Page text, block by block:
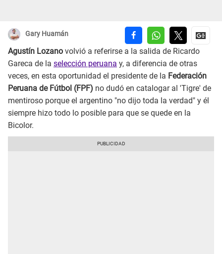
Gary Huamán
Agustín Lozano volvió a referirse a la salida de Ricardo
Gareca de la selección peruana y, a diferencia de otras
veces, en esta oportunidad el presidente de la Federación
Peruana de Fútbol (FPF) no dudó en catalogar al 'Tigre' de
mentiroso porque el argentino "no dijo toda la verdad" y él
siempre hizo todo lo posible para que se quede en la
Bicolor.